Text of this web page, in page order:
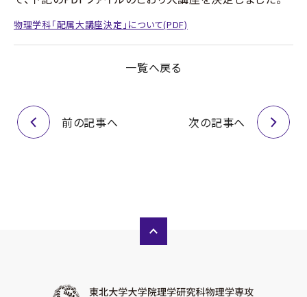
ニュース アクセス
お問い合わせ
物理学科「配属大講座決定」について(PDF)
前の記事へ
一覧へ戻る
次の記事へ